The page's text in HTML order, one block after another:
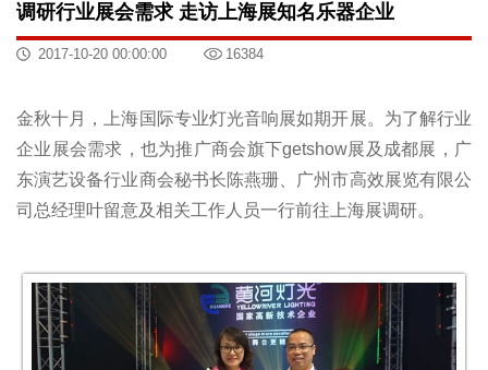
调研行业展会需求 走访上海展知名乐器企业
2017-10-20 00:00:00 16384
金秋十月，上海国际专业灯光音响展如期开展。为了解行业
企业展会需求，也为推广商会旗下getshow展及成都展，广
东演艺设备行业商会秘书长陈燕珊、广州市高效展览有限公
司总经理叶留意及相关工作人员一行前往上海展调研。